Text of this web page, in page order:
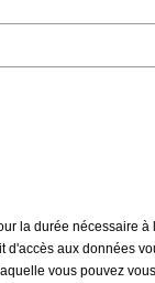
la durée nécessaire
aux données
vous pouvez